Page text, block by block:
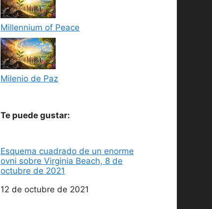
Millennium of Peace
Milenio de Paz
Te puede gustar:
Esquema cuadrado de un enorme
ovni sobre Virginia Beach, 8 de
octubre de 2021
Fecha
12 de octubre de 2021